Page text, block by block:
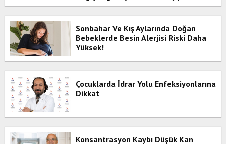
Sonbahar Ve Kış Aylarında Doğan
Bebeklerde Besin Alerjisi Riski Daha
Yüksek!
Çocuklarda İdrar Yolu Enfeksiyonlarına
Dikkat
Konsantrasyon Kaybı Düşük Kan